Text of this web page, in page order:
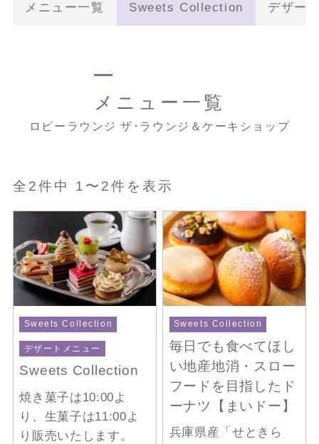
メニュー一覧 Sweets Collection デザー
メニュー一覧
ロビーラウンジ ザ･ラウンジ＆ケーキショップ
全2件中 1〜2件を表示
Sweets Collection
デザートメニュー
Sweets Collection
焼き菓子は10:00よ
り、生菓子は11:00よ
り販売いたします。
Sweets Collection
毎日でも食べてほし
い地産地消・スロー
フードを目指したド
ーナツ【まいドー】
兵庫県産「せときら